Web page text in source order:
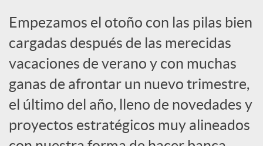
d
e
s
S
Empezamos el otoño con las pilas bien
cargadas después de las merecidas
vacaciones de verano y con muchas
ganas de afrontar un nuevo trimestre,
el último del año, lleno de novedades y
proyectos estratégicos muy alineados